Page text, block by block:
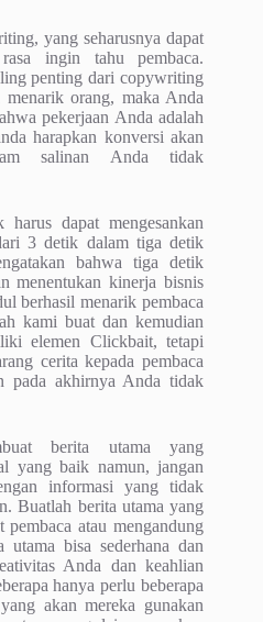
yang seharusnya dapat
ingin tahu pembaca.
penting dari copywriting
orang, maka Anda
pekerjaan Anda adalah
harapkan konversi akan
salinan Anda tidak
dapat mengesankan
3 detik dalam tiga detik
bahwa tiga detik
menentukan kinerja bisnis
berhasil menarik pembaca
kami buat dan kemudian
elemen Clickbait, tetapi
cerita kepada pembaca
pada akhirnya Anda tidak
berita utama yang
yang baik namun, jangan
informasi yang tidak
Buatlah berita utama yang
pembaca atau mengandung
bisa sederhana dan
Anda dan keahlian
hanya perlu beberapa
akan mereka gunakan